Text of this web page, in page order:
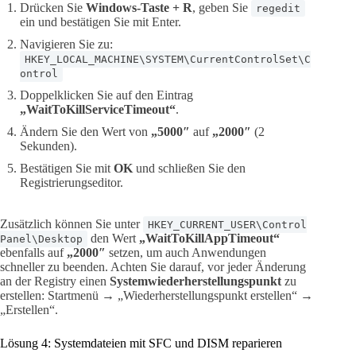
Drücken Sie Windows-Taste + R, geben Sie regedit
ein und bestätigen Sie mit Enter.
Navigieren Sie zu:
HKEY_LOCAL_MACHINE\SYSTEM\CurrentControlSet\C
ontrol
Doppelklicken Sie auf den Eintrag
„WaitToKillServiceTimeout“.
Ändern Sie den Wert von „5000″ auf „2000″ (2
Sekunden).
Bestätigen Sie mit OK und schließen Sie den
Registrierungseditor.
Zusätzlich können Sie unter
HKEY_CURRENT_USER\Control
Panel\Desktop
den Wert „WaitToKillAppTimeout“
ebenfalls auf „2000″ setzen, um auch Anwendungen
schneller zu beenden. Achten Sie darauf, vor jeder Änderung
an der Registry einen Systemwiederherstellungspunkt zu
erstellen: Startmenü → „Wiederherstellungspunkt erstellen“ →
„Erstellen“.
Lösung 4: Systemdateien mit SFC und DISM reparieren